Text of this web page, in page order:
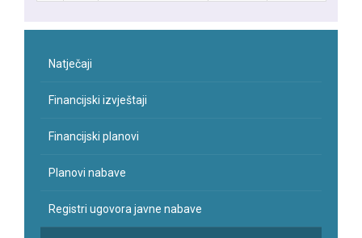
Natječaji
Financijski izvještaji
Financijski planovi
Planovi nabave
Registri ugovora javne nabave